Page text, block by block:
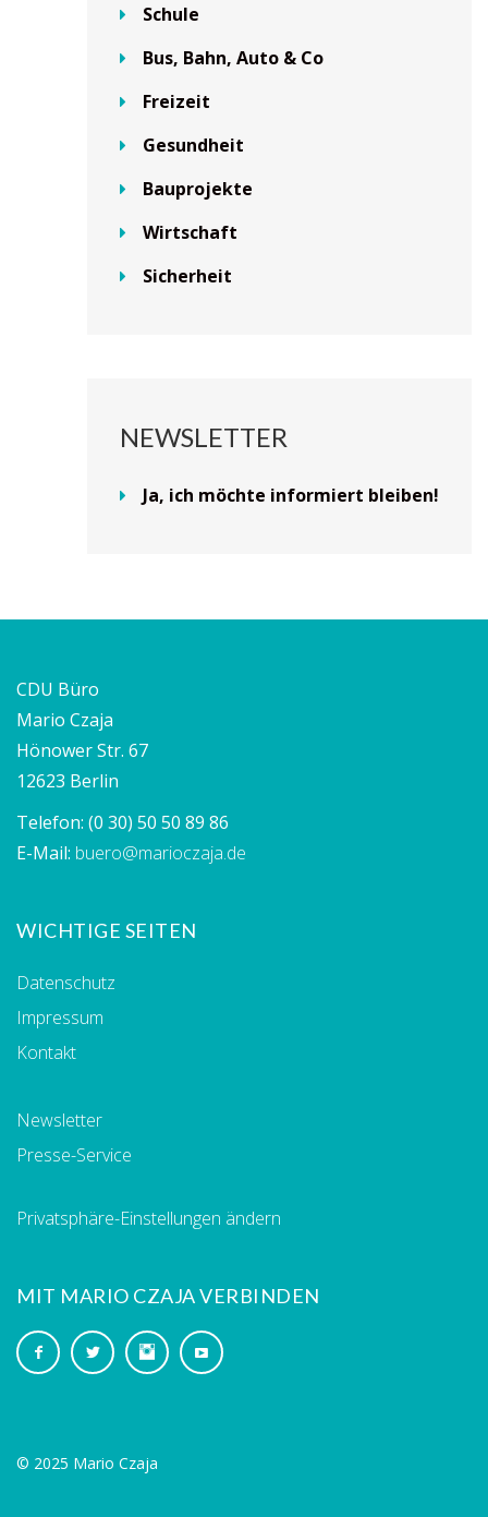
Schule
Bus, Bahn, Auto & Co
Freizeit
Gesundheit
Bauprojekte
Wirtschaft
Sicherheit
NEWSLETTER
Ja, ich möchte informiert bleiben!
CDU Büro
Mario Czaja
Hönower Str. 67
12623 Berlin
Telefon: (0 30) 50 50 89 86
E-Mail: buero@marioczaja.de
WICHTIGE SEITEN
Datenschutz
Impressum
Kontakt
Newsletter
Presse-Service
Privatsphäre-Einstellungen ändern
MIT MARIO CZAJA VERBINDEN
© 2025 Mario Czaja